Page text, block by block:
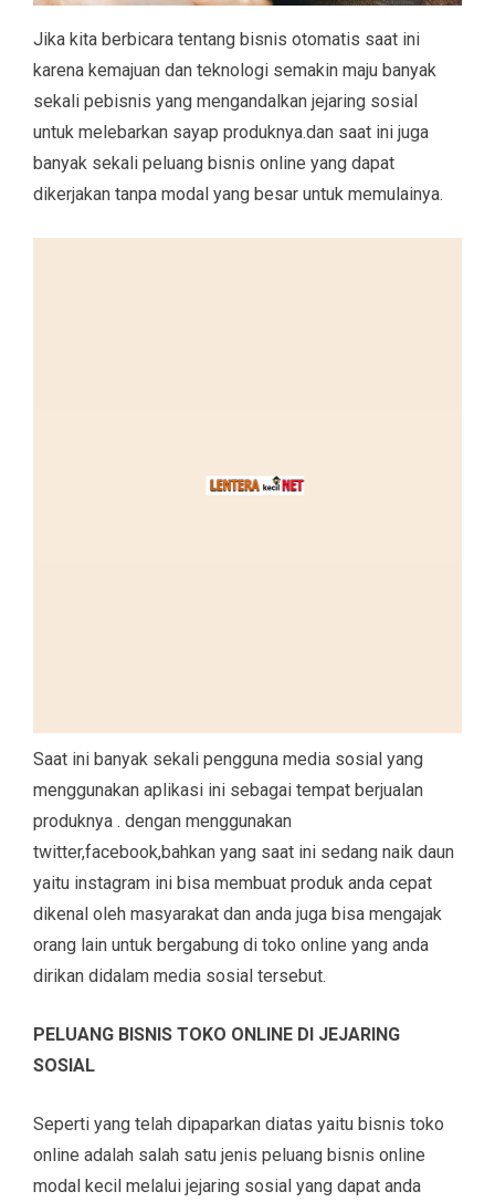
Jika kita berbicara tentang bisnis otomatis saat ini
karena kemajuan dan teknologi semakin maju banyak
sekali pebisnis yang mengandalkan jejaring sosial
untuk melebarkan sayap produknya.dan saat ini juga
banyak sekali peluang bisnis online yang dapat
dikerjakan tanpa modal yang besar untuk memulainya.
Saat ini banyak sekali pengguna media sosial yang
menggunakan aplikasi ini sebagai tempat berjualan
produknya . dengan menggunakan
twitter,facebook,bahkan yang saat ini sedang naik daun
yaitu instagram ini bisa membuat produk anda cepat
dikenal oleh masyarakat dan anda juga bisa mengajak
orang lain untuk bergabung di toko online yang anda
dirikan didalam media sosial tersebut.
PELUANG BISNIS TOKO ONLINE DI JEJARING
SOSIAL
Seperti yang telah dipaparkan diatas yaitu bisnis toko
online adalah salah satu jenis peluang bisnis online
modal kecil melalui jejaring sosial yang dapat anda